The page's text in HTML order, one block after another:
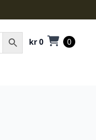
kr0 0